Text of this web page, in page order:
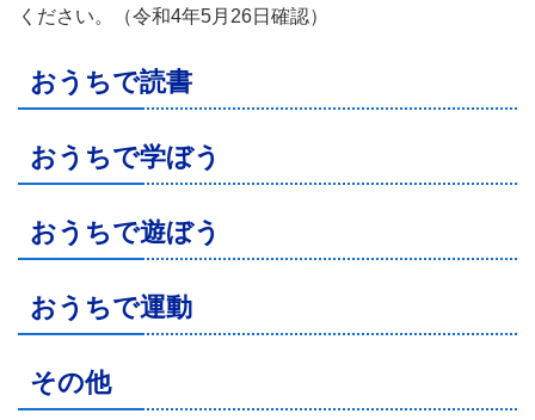
ください。（令和4年5月26日確認）
おうちで読書
おうちで学ぼう
おうちで遊ぼう
おうちで運動
その他